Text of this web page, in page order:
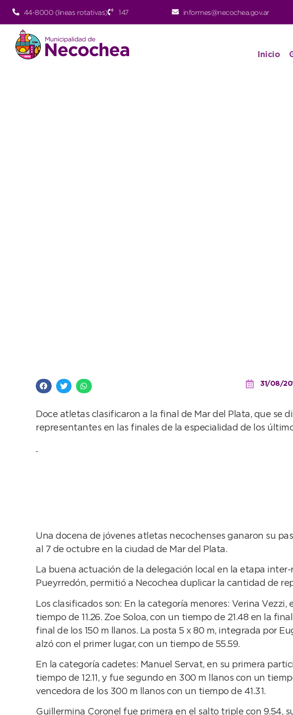
44-8000 (lineas rotativas) 147 informes@necochea.gov.ar
Inicio
31/08/
Doce atletas clasificaron a la final de Mar del Plata, que se
representantes en las finales de la especialidad de los
Una docena de jóvenes atletas necochenses ganaron su
al 7 de octubre en la ciudad de Mar del Plata.
La buena actuación de la delegación local en la etapa
Pueyrredón, permitió a Necochea duplicar la cantidad de
Los clasificados son: En la categoría menores: Verina
tiempo de 11.26. Zoe Soloa, con un tiempo de 21.48 en la
final de los 150 m llanos. La posta 5 x 80 m, integrada por
alzó con el primer lugar, con un tiempo de 55.59.
En la categoría cadetes: Manuel Servat, en su primera
tiempo de 12.11, y fue segundo en 300 m llanos con un
vencedora de los 300 m llanos con un tiempo de 41.31.
Guillermina Coronel fue primera en el salto triple con 9.54,